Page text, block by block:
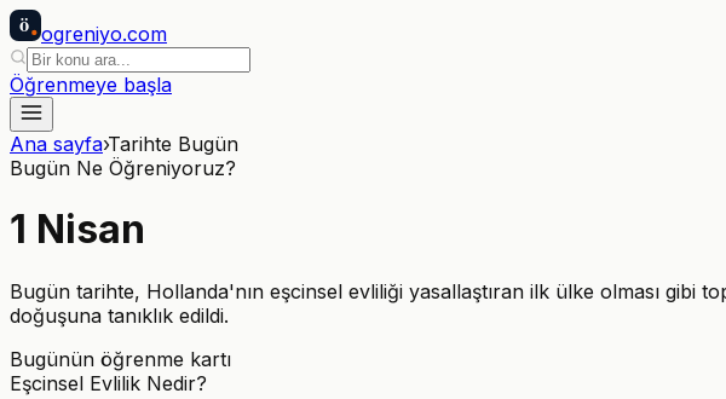
ö ogreniyo.com
Öğrenmeye başla
Ana sayfa›Tarihte Bugün
Bugün Ne Öğreniyoruz?
1 Nisan
Bugün tarihte, Hollanda'nın eşcinsel evliliği yasallaştıran ilk ülke olması gibi
doğuşuna tanıklık edildi.
Bugünün öğrenme kartı
Eşcinsel Evlilik Nedir?